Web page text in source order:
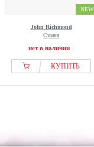
NEW
John Richmond
Сумка
нет в наличии
КУПИТЬ